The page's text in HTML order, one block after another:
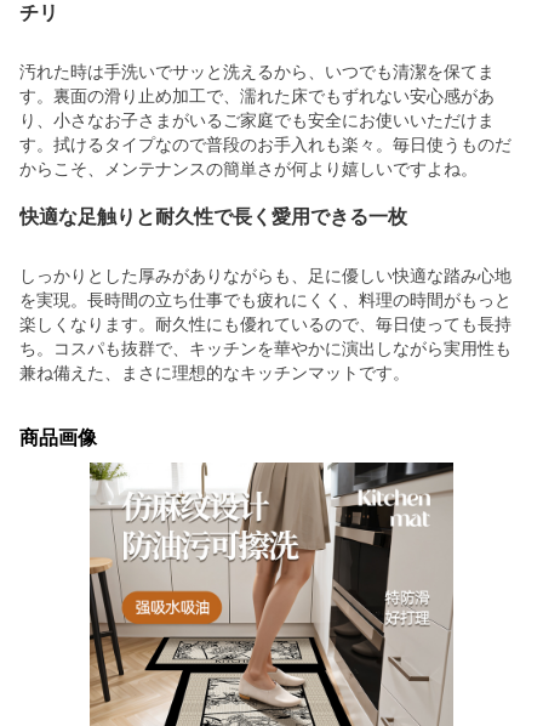
チリ
汚れた時は手洗いでサッと洗えるから、いつでも清潔を保てま
す。裏面の滑り止め加工で、濡れた床でもずれない安心感があ
り、小さなお子さまがいるご家庭でも安全にお使いいただけま
す。拭けるタイプなので普段のお手入れも楽々。毎日使うものだ
からこそ、メンテナンスの簡単さが何より嬉しいですよね。
快適な足触りと耐久性で長く愛用できる一枚
しっかりとした厚みがありながらも、足に優しい快適な踏み心地
を実現。長時間の立ち仕事でも疲れにくく、料理の時間がもっと
楽しくなります。耐久性にも優れているので、毎日使っても長持
ち。コスパも抜群で、キッチンを華やかに演出しながら実用性も
兼ね備えた、まさに理想的なキッチンマットです。
商品画像